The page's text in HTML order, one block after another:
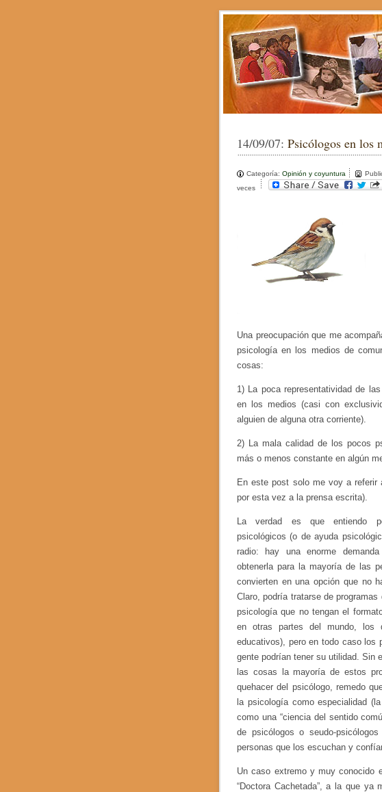
14/09/07: Psicólogos en los
Categoría: Opinión y coyuntura
veces
Una preocupación que me
psicología en los medios de
cosas:
1) La poca representatividad de
en los medios (casi con
alguien de alguna otra corriente).
2) La mala calidad de los pocos
más o menos constante en algún
En este post solo me voy a referir
por esta vez a la prensa escrita).
La verdad es que entiendo
psicológicos (o de ayuda
radio: hay una enorme
obtenerla para la mayoría de las
convierten en una opción que no
Claro, podría tratarse de
psicología que no tengan el
en otras partes del mundo, los
educativos), pero en todo caso los
gente podrían tener su utilidad. Sin
las cosas la mayoría de estos
quehacer del psicólogo, remedo
la psicología como especialidad
como una “ciencia del sentido
de psicólogos o seudo-
personas que los escuchan y
Un caso extremo y muy conocido
“Doctora Cachetada”, a la que ya